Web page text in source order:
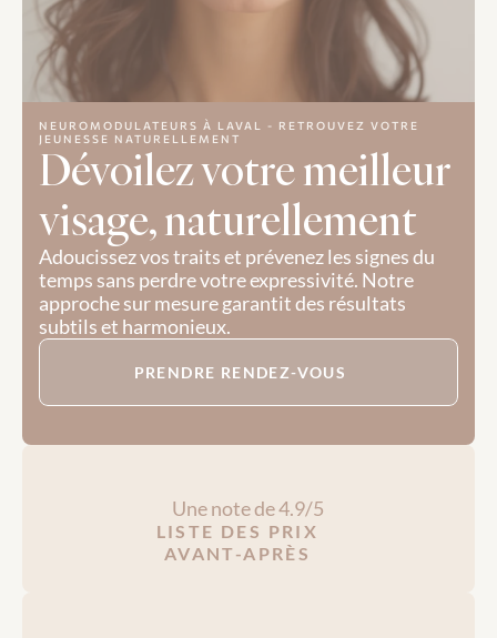
NEUROMODULATEURS À LAVAL - RETROUVEZ VOTRE
JEUNESSE NATURELLEMENT
Dévoilez votre meilleur
visage, naturellement
Adoucissez vos traits et prévenez les signes du
temps sans perdre votre expressivité. Notre
approche sur mesure garantit des résultats
subtils et harmonieux.
PRENDRE RENDEZ-VOUS
Une note de 4.9/5
LISTE DES PRIX
AVANT-APRÈS